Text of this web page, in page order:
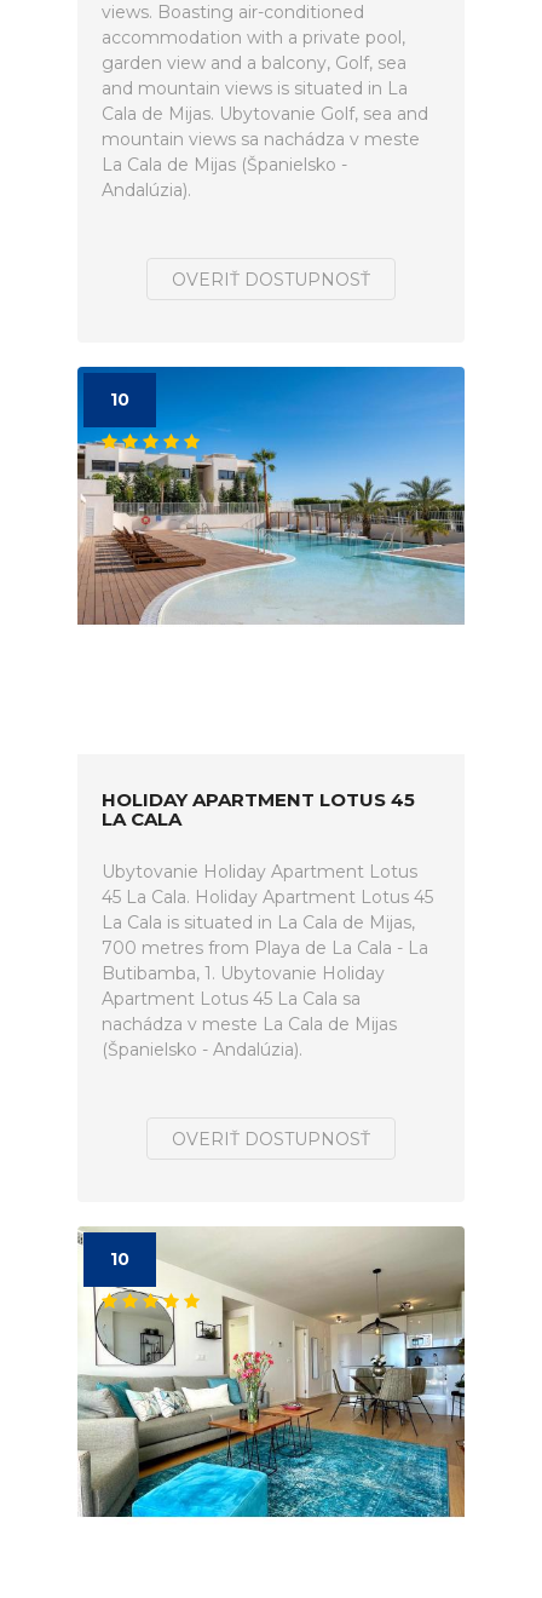
views. Boasting air-conditioned
accommodation with a private pool,
garden view and a balcony, Golf, sea
and mountain views is situated in La
Cala de Mijas. Ubytovanie Golf, sea and
mountain views sa nachádza v meste
La Cala de Mijas (Španielsko -
Andalúzia).
OVERIŤ DOSTUPNOSŤ
10
HOLIDAY APARTMENT LOTUS 45
LA CALA
Ubytovanie Holiday Apartment Lotus
45 La Cala. Holiday Apartment Lotus 45
La Cala is situated in La Cala de Mijas,
700 metres from Playa de La Cala - La
Butibamba, 1. Ubytovanie Holiday
Apartment Lotus 45 La Cala sa
nachádza v meste La Cala de Mijas
(Španielsko - Andalúzia).
OVERIŤ DOSTUPNOSŤ
10